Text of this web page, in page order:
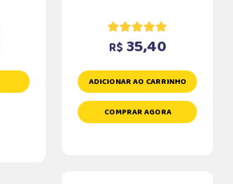
R$ 35,40
ADICIONAR AO CARRINHO
COMPRAR AGORA